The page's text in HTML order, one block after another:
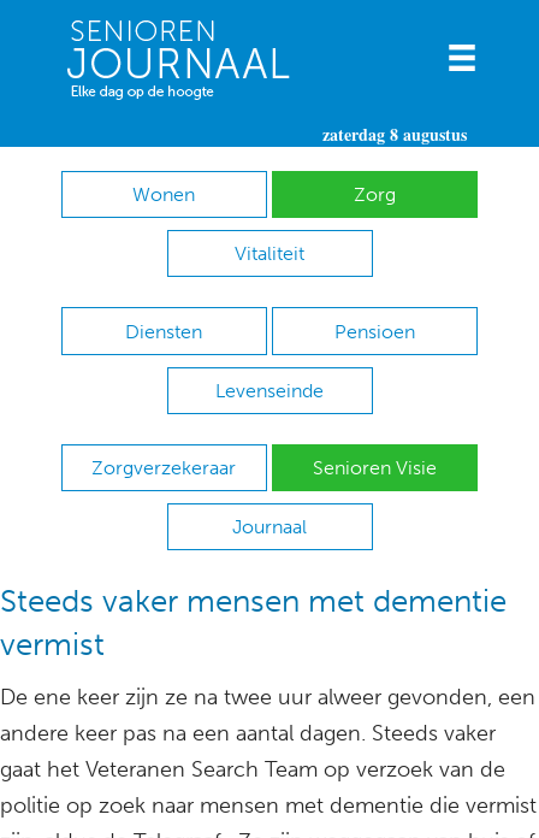
zaterdag 8 augustus
Wonen Zorg
Vitaliteit
Diensten Pensioen
Levenseinde
Zorgverzekeraar Senioren Visie
Journaal
Steeds vaker mensen met dementie
vermist
De ene keer zijn ze na twee uur alweer gevonden, een
andere keer pas na een aantal dagen. Steeds vaker
gaat het Veteranen Search Team op verzoek van de
politie op zoek naar mensen met dementie die vermist